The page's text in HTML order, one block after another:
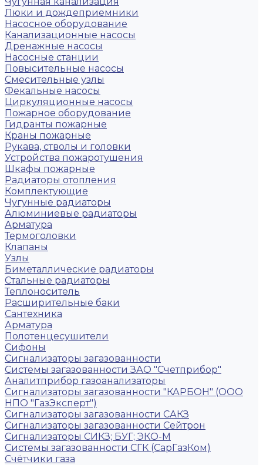
Люки и дождеприемники
Насосное оборудование
Канализационные насосы
Дренажные насосы
Насосные станции
Повысительные насосы
Смесительные узлы
Фекальные насосы
Циркуляционные насосы
Пожарное оборудование
Гидранты пожарные
Краны пожарные
Рукава, стволы и головки
Устройства пожаротушения
Шкафы пожарные
Радиаторы отопления
Комплектующие
Чугунные радиаторы
Алюминиевые радиаторы
Арматура
Термоголовки
Клапаны
Узлы
Биметаллические радиаторы
Стальные радиаторы
Теплоноситель
Расширительные баки
Сантехника
Арматура
Полотенцесушители
Сифоны
Сигнализаторы загазованности
Системы загазованности ЗАО "Счетприбор"
Аналитприбор газоанализаторы
Сигнализаторы загазованности "КАРБОН" (ООО
НПО "ГазЭксперт")
Сигнализаторы загазованности САКЗ
Сигнализаторы загазованности Сейтрон
Сигнализаторы СИКЗ; БУГ; ЭКО-М
Системы загазованности СГК (СарГазКом)
Счётчики газа